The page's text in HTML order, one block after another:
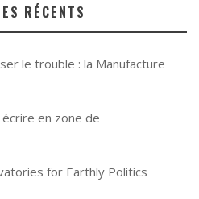
RÉCENTS
le trouble : la Manufacture
en zone de
for Earthly Politics